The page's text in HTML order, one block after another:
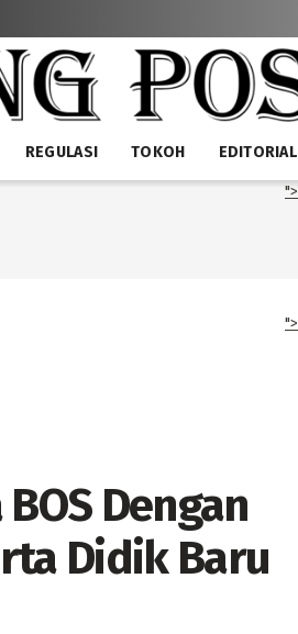
REGULASI TOKOH EDITORIAL
">
">
Dengan
Didik Baru